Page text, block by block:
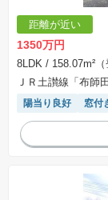
※課税対象物件の「価格」
※「本体価格」とは、課税
合計額を指します。
表示されておりません。
※取引にかかる費用：物件
不動産会社によって表記
いたします。
場合があります。
距離が近い
1350万円
8LDK / 158.07m²（
ＪＲ土讃線「布師
陽当り良好 窓付